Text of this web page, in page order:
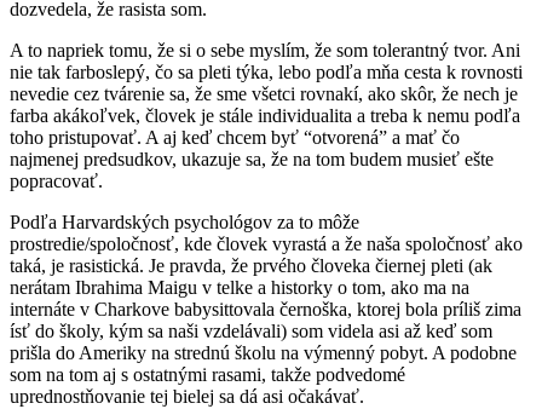
dozvedela, že rasista som.
A to napriek tomu, že si o sebe myslím, že som tolerantný tvor. Ani
nie tak farboslepý, čo sa pleti týka, lebo podľa mňa cesta k rovnosti
nevedie cez tvárenie sa, že sme všetci rovnakí, ako skôr, že nech je
farba akákoľvek, človek je stále individualita a treba k nemu podľa
toho pristupovať. A aj keď chcem byť “otvorená” a mať čo
najmenej predsudkov, ukazuje sa, že na tom budem musieť ešte
popracovať.
Podľa Harvardských psychológov za to môže
prostredie/spoločnosť, kde človek vyrastá a že naša spoločnosť ako
taká, je rasistická. Je pravda, že prvého človeka čiernej pleti (ak
nerátam Ibrahima Maigu v telke a historky o tom, ako ma na
internáte v Charkove babysittovala černoška, ktorej bola príliš zima
ísť do školy, kým sa naši vzdelávali) som videla asi až keď som
prišla do Ameriky na strednú školu na výmenný pobyt. A podobne
som na tom aj s ostatnými rasami, takže podvedomé
uprednostňovanie tej bielej sa dá asi očakávať.